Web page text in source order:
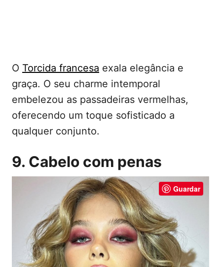
O Torcida francesa exala elegância e
graça. O seu charme intemporal
embelezou as passadeiras vermelhas,
oferecendo um toque sofisticado a
qualquer conjunto.
9. Cabelo com penas
Guardar